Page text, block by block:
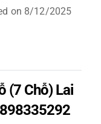
on 8/12/2025
(7 Chỗ) Lai